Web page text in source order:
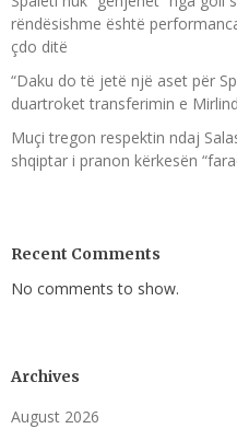
rëndësishme është
çdo ditë
“Daku do të jetë një aset për
duartroket transferimin e
Muçi tregon respektin ndaj
shqiptar i pranon kërkesën
Recent Comments
No comments to show.
Archives
August 2026